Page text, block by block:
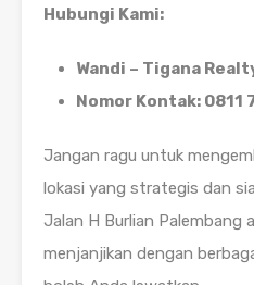
Hubungi Kami:
Wandi – Tigana
Nomor Kontak: 0811
Jangan ragu untuk
lokasi yang strategis dan
Jalan H Burlian Palembang
menjanjikan dengan